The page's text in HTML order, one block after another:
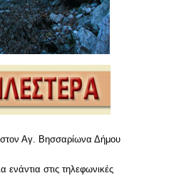
στον Αγ. Βησσαρίωνα Δήμου
στις τηλεφωνικές